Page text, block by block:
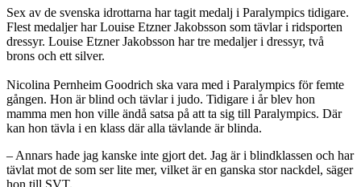
Sex av de svenska idrottarna har tagit medalj i Paralympics tidigare.
Flest medaljer har Louise Etzner Jakobsson som tävlar i ridsporten
dressyr. Louise Etzner Jakobsson har tre medaljer i dressyr, två
brons och ett silver.
Nicolina Pernheim Goodrich ska vara med i Paralympics för femte
gången. Hon är blind och tävlar i judo. Tidigare i år blev hon
mamma men hon ville ändå satsa på att ta sig till Paralympics. Där
kan hon tävla i en klass där alla tävlande är blinda.
– Annars hade jag kanske inte gjort det. Jag är i blindklassen och har
tävlat mot de som ser lite mer, vilket är en ganska stor nackdel, säger